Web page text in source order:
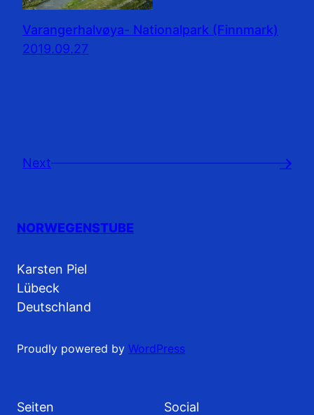
Varangerhalvøya- Nationalpark (Finnmark)
2019.09.27
Next →
NORWEGENSTUBE
Karsten Piel
Lübeck
Deutschland
Proudly powered by WordPress
Seiten Social